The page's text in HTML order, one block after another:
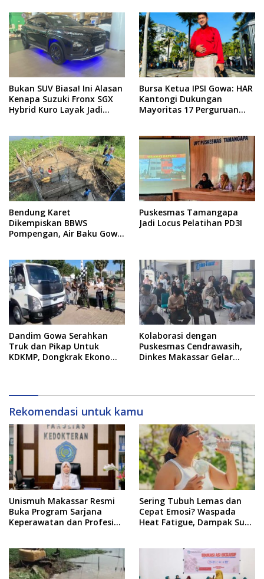
Bukan SUV Biasa! Ini Alasan
Kenapa Suzuki Fronx SGX
Hybrid Kuro Layak Jadi
Bursa Ketua IPSI Gowa: HAR
Kantongi Dukungan
Mayoritas 17 Perguruan
Bendung Karet
Dikempiskan BBWS
Pompengan, Air Baku Gowa
Puskesmas Tamangapa
Jadi Locus Pelatihan PD3I
Dandim Gowa Serahkan
Truk dan Pikap Untuk
KDKMP, Dongkrak Ekonomi
Kolaborasi dengan
Puskesmas Cendrawasih,
Dinkes Makassar Gelar
Rekomendasi untuk kamu
Unismuh Makassar Resmi
Buka Program Sarjana
Keperawatan dan Profesi
Sering Tubuh Lemas dan
Cepat Emosi? Waspada
Heat Fatigue, Dampak Suhu